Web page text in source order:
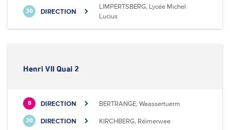
30 DIRECTION
LIMPERTSBERG, Lycée Michel
Lucius
Henri VII Quai 2
8 DIRECTION BERTRANGE, Waassertuerm
30 DIRECTION KIRCHBERG, Réimerwee